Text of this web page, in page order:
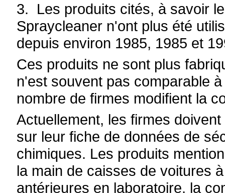
3. Les produits cités, à savoir
Spraycleaner n'ont plus été
depuis environ 1985, 1985 et
Ces produits ne sont plus
n'est souvent pas comparable
nombre de firmes modifient la
Actuellement, les firmes
sur leur fiche de données de
chimiques. Les produits
la main de caisses de voitures
antérieures en laboratoire, la